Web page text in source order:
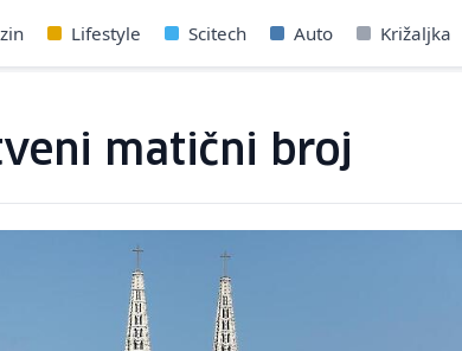
Lifestyle Scitech Auto Križaljka
matični broj